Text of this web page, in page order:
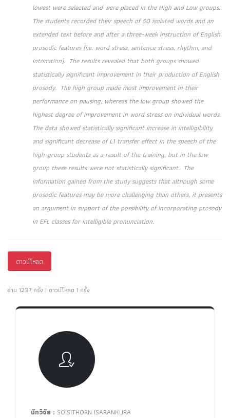
lowest were selected and were placed in the High and Low groups.
The students recorded their speech of 50 isolated words and an
extended text before and after a three-week instruction of English
prosodic features (i.e. word stress, sentence stress, rhythm, and
intonation). The results revealed that both groups showed
statistically significant improvement in their production of English
prosody. The high group made most improvement in their
performance on pausing, whereas the low group showed the
highest degree of improvement in word stress on individual words.
The data showed statistically significant increase in intelligibility
and significant decrease of L1 transfer effect in the speech of the
high-group students as a result of the training, but in the low
group these results were not statistically significant. The
information gained from the study suggests that although some
prosodic features may be more challenging than others, it presents
an argument in support of the possibility of incorporating prosody
in EFL classes for intelligible pronunciation.
ดาวน์โหลด
อ่าน 1237 ครั้ง | ดาวน์โหลด 1 ครั้ง
นักวิจัย : SOISITHORN ISARANKURA